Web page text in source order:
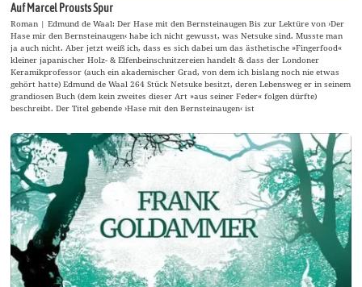
Auf Marcel Prousts Spur
Roman | Edmund de Waal: Der Hase mit den Bernsteinaugen Bis zur Lektüre von ›Der
Hase mir den Bernsteinaugen‹ habe ich nicht gewusst, was Netsuke sind. Musste man
ja auch nicht. Aber jetzt weiß ich, dass es sich dabei um das ästhetische »Fingerfood«
kleiner japanischer Holz- & Elfenbeinschnitzereien handelt & dass der Londoner
Keramikprofessor (auch ein akademischer Grad, von dem ich bislang noch nie etwas
gehört hatte) Edmund de Waal 264 Stück Netsuke besitzt, deren Lebensweg er in seinem
grandiosen Buch (dem kein zweites dieser Art »aus seiner Feder« folgen dürfte)
beschreibt. Der Titel gebende ›Hase mit den Bernsteinaugen‹ ist